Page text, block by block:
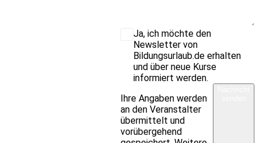
Ja, ich möchte den
Newsletter von
Bildungsurlaub.de erhalten
und über neue Kurse
informiert werden.
Ihre Angaben werden
an den Veranstalter
übermittelt und
vorübergehend